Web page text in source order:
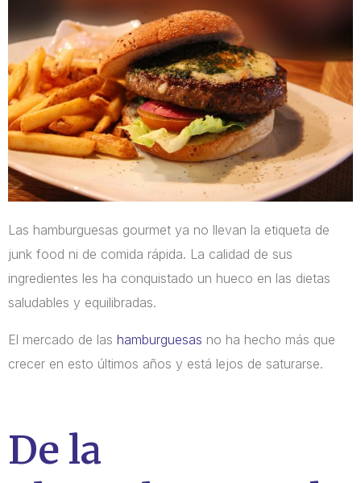
Las hamburguesas gourmet ya no llevan la etiqueta de
junk food ni de comida rápida. La calidad de sus
ingredientes les ha conquistado un hueco en las dietas
saludables y equilibradas.
El mercado de las hamburguesas no ha hecho más que
crecer en esto últimos años y está lejos de saturarse.
De la